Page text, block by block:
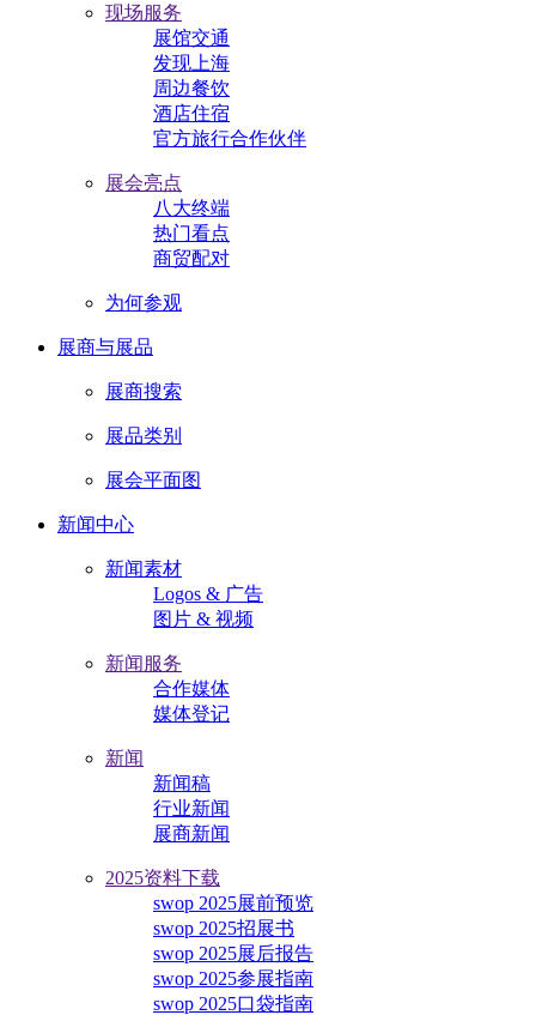
现场服务
展馆交通
发现上海
周边餐饮
酒店住宿
官方旅行合作伙伴
展会亮点
八大终端
热门看点
商贸配对
为何参观
展商与展品
展商搜索
展品类别
展会平面图
新闻中心
新闻素材
Logos & 广告
图片 & 视频
新闻服务
合作媒体
媒体登记
新闻
新闻稿
行业新闻
展商新闻
2025资料下载
swop 2025展前预览
swop 2025招展书
swop 2025展后报告
swop 2025参展指南
swop 2025口袋指南